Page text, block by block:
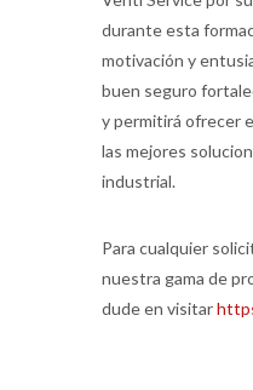
durante esta
motivación y
buen seguro
y permitirá ofrecer
las mejores
industrial.
Para cualquier
nuestra gama de
dude en visitar